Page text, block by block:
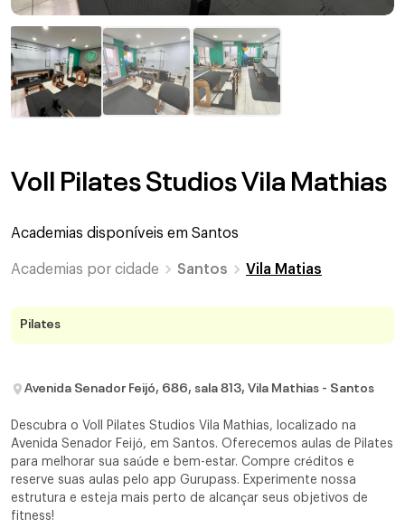
Voll Pilates Studios Vila Mathias
Academias disponíveis em Santos
Academias por cidade Santos Vila Matias
Pilates
Avenida Senador Feijó, 686, sala 813, Vila Mathias - Santos
Descubra o Voll Pilates Studios Vila Mathias, localizado na
Avenida Senador Feijó, em Santos. Oferecemos aulas de Pilates
para melhorar sua saúde e bem-estar. Compre créditos e
reserve suas aulas pelo app Gurupass. Experimente nossa
estrutura e esteja mais perto de alcançar seus objetivos de
fitness!